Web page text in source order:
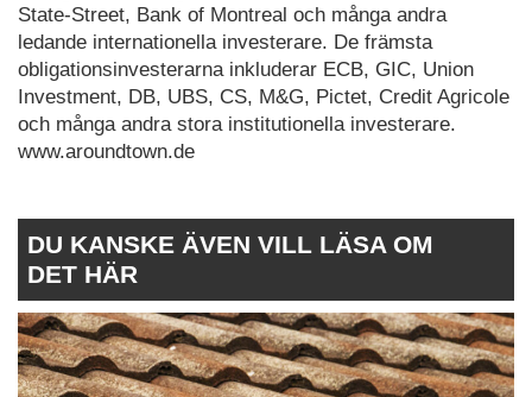
State-Street, Bank of Montreal och många andra
ledande internationella investerare. De främsta
obligationsinvesterarna inkluderar ECB, GIC, Union
Investment, DB, UBS, CS, M&G, Pictet, Credit Agricole
och många andra stora institutionella investerare.
www.aroundtown.de
DU KANSKE ÄVEN VILL LÄSA OM
DET HÄR